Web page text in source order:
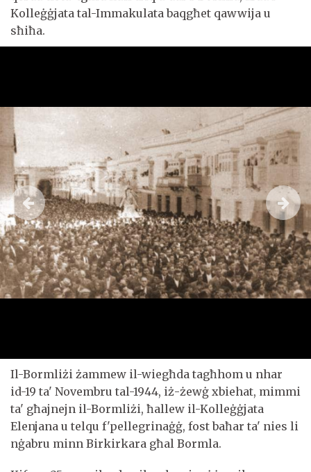
Kolleġġjata tal-Immakulata baqgħet qawwija u
sħiħa.
Il-Bormliżi żammew il-wiegħda tagħhom u nhar
id-19 ta' Novembru tal-1944, iż-żewġ xbiehat, mimmi
ta' għajnejn il-Bormliżi, ħallew il-Kolleġġjata
Elenjana u telqu f'pellegrinaġġ, fost baħar ta' nies li
nġabru minn Birkirkara għal Bormla.